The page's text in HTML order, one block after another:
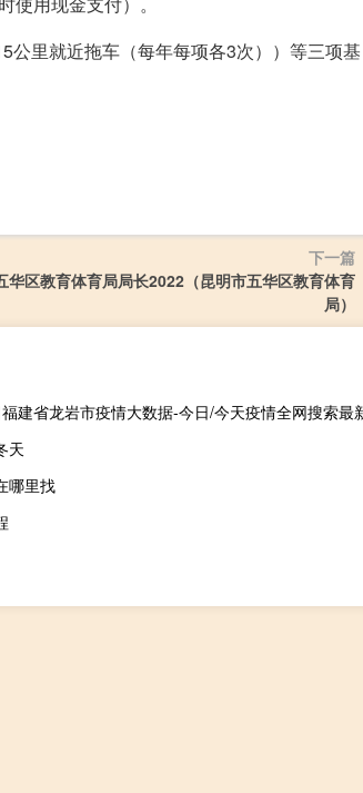
里就近拖车（每年每项各3次））等三项基
下一篇
华区教育体育局局长2022（昆明市五华区教育体育
局）
天
哪里找